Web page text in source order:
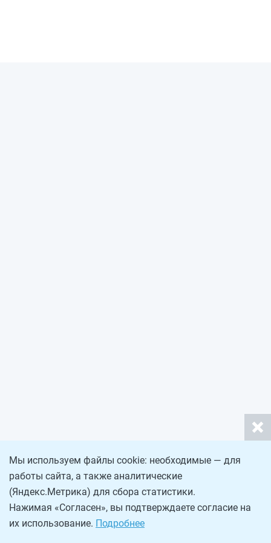
Мы используем файлы cookie: необходимые — для
работы сайта, а также аналитические
(Яндекс.Метрика) для сбора статистики.
Нажимая «Согласен», вы подтверждаете согласие на
их использование. Подробнее